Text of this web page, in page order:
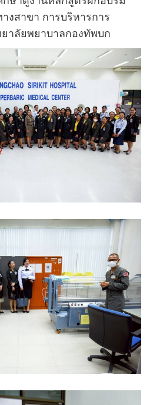
งสาขา การบริหารการ
าลัยพยาบาลกองทัพบก